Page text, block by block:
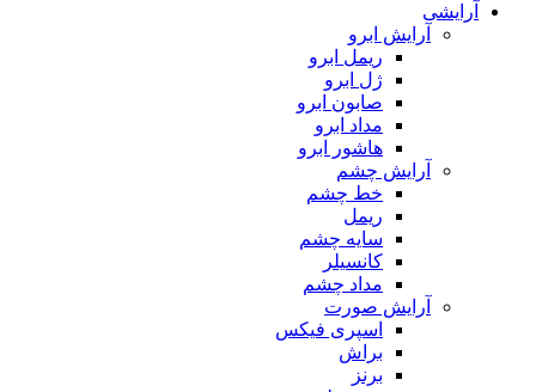
آرایشی
آرایش ابرو
ریمل ابرو
ژل ابرو
صابون ابرو
مداد ابرو
هاشور ابرو
آرایش چشم
خط چشم
ریمل
سایه چشم
کانسیلر
مداد چشم
آرایش صورت
اسپری فیکس
براش
برنز